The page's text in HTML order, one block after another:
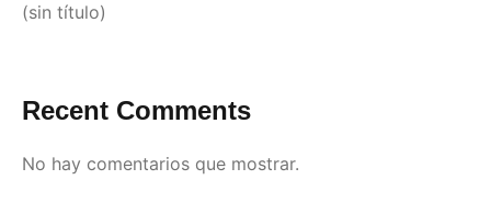
(sin título)
Recent Comments
No hay comentarios que mostrar.